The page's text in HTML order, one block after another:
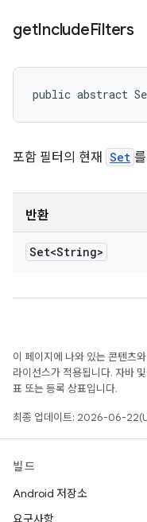
getIncludeFilters
public abstract
포함 필터의 현재 Set
반환
Set<String>
이 페이지에 나와 있는 콘텐츠
라이선스가 적용됩니다. 자바
표 또는 등록 상표입니다.
최종 업데이트: 2026-06-
빌드
Android 저장소
요구사항